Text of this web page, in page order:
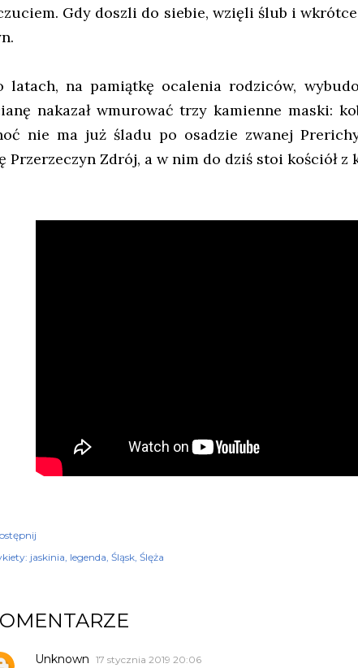
Gdy doszli do siebie, wzięli ślub i
latach, na pamiątkę ocalenia rodziców,
nakazał wmurować trzy kamienne maski:
nie ma już śladu po osadzie zwanej
Przerzeczyn Zdrój, a w nim do dziś stoi kościół z
jaskinia legenda Śląsk Ślęża
Unknown 17 stycznia 2019 20:06